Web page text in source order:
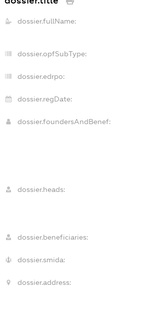
dossier.fullName:
dossier.opfSubType:
dossier.edrpo:
dossier.regDate:
dossier.foundersAndBenef:
dossier.heads:
dossier.beneficiaries:
dossier.smida:
dossier.address: